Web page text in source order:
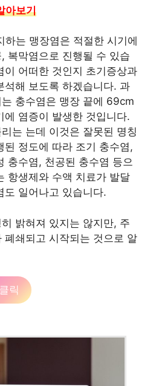
아보기
하는 맹장염은 적절한 시기에
복막염으로 진행될 수 있습
이 어떠한 것인지 초기증상과
석해 보도록 하겠습니다. 과
충수염은 맹장 끝에 69cm
에 염증이 발생한 것입니다.
는 는데 이것은 잘못된 명칭
된 정도에 따라 조기 충수염,
충수염, 천공된 충수염 등으
항생제와 수액 치료가 발달
도 일어나고 있습니다.
밝혀져 있지는 않지만, 주
폐쇄되고 시작되는 것으로 알
클릭